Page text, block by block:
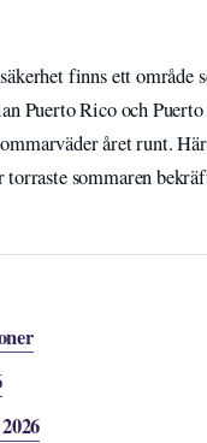
finns ett område
Puerto Rico och Puerto
året runt.
sommaren